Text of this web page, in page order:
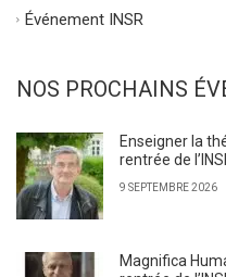
Événement INSR
NOS PROCHAINS
Enseigner la
rentrée de
9 SEPTEMBRE 2026
Magnifica